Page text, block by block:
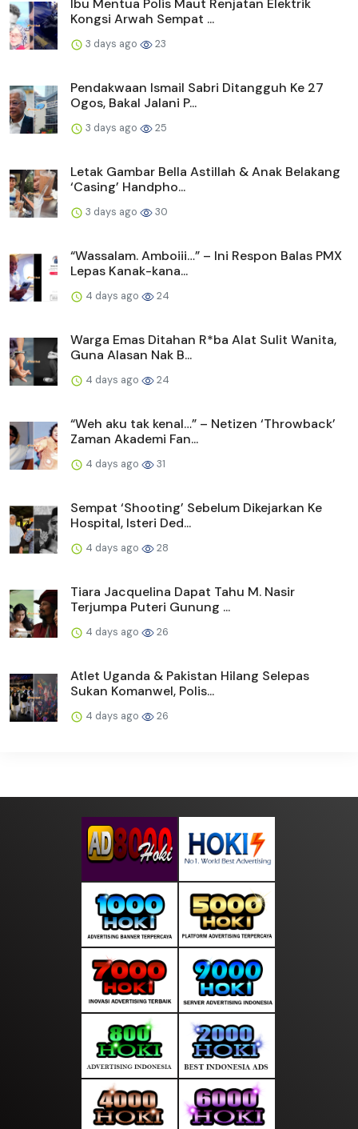
Ibu Mentua Polis Maut Renjatan Elektrik
Kongsi Arwah Sempat ...
3 days ago 23
Pendakwaan Ismail Sabri Ditangguh Ke 27
Ogos, Bakal Jalani P...
3 days ago 25
Letak Gambar Bella Astillah & Anak Belakang
‘Casing’ Handpho...
3 days ago 30
“Wassalam. Amboiii…” – Ini Respon Balas PMX
Lepas Kanak-kana...
4 days ago 24
Warga Emas Ditahan R*ba Alat Sulit Wanita,
Guna Alasan Nak B...
4 days ago 24
“Weh aku tak kenal…” – Netizen ‘Throwback’
Zaman Akademi Fan...
4 days ago 31
Sempat ‘Shooting’ Sebelum Dikejarkan Ke
Hospital, Isteri Ded...
4 days ago 28
Tiara Jacquelina Dapat Tahu M. Nasir
Terjumpa Puteri Gunung ...
4 days ago 26
Atlet Uganda & Pakistan Hilang Selepas
Sukan Komanwel, Polis...
4 days ago 26